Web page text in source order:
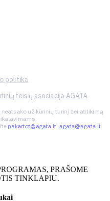
politika
teisių asociacija AGATA
neatsako už kūrinių turinį bei atitikimą
pakartot@agata.lt agata@agata.lt
PRAŠOME
TINKLAPIU.